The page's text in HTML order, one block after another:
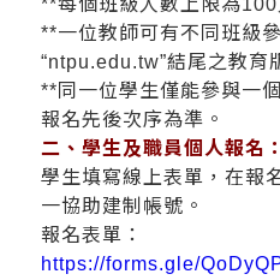
**每個班級人數上限為100
**一位教師可有不同班級
“ntpu.edu.tw”結尾之教育
**同一位學生僅能參與一
報名先後次序為準。
二、學生及職員個人報名：
學生填寫線上表單，在報
一協助建制帳號。
報名表單：
https://forms.gle/